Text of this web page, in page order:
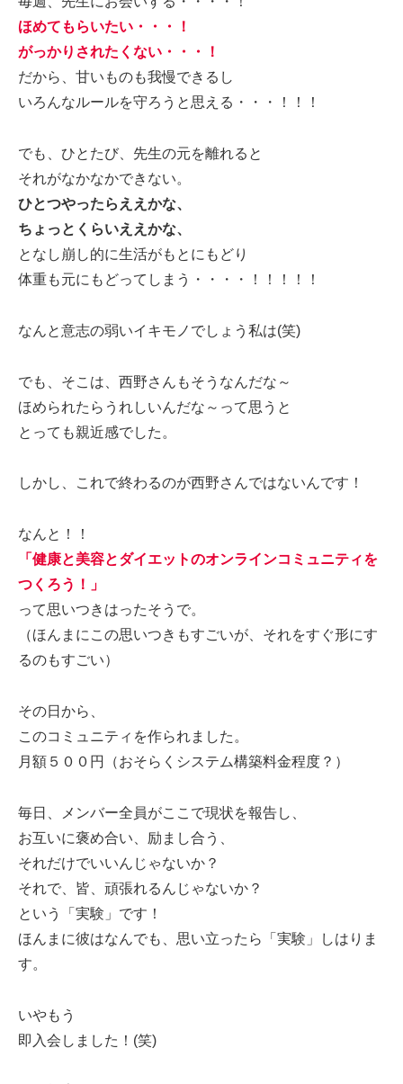
ほめてもらいたい・・・！
がっかりされたくない・・・！
だから、甘いものも我慢できるし
いろんなルールを守ろうと思える・・・！！！
でも、ひとたび、先生の元を離れると
それがなかなかできない。
ひとつやったらええかな、
ちょっとくらいええかな、
となし崩し的に生活がもとにもどり
体重も元にもどってしまう・・・・！！！！！
なんと意志の弱いイキモノでしょう私は(笑)
でも、そこは、西野さんもそうなんだな～
ほめられたらうれしいんだな～って思うと
とっても親近感でした。
しかし、これで終わるのが西野さんではないんです！
なんと！！
「健康と美容とダイエットのオンラインコミュニティを
つくろう！」
って思いつきはったそうで。
（ほんまにこの思いつきもすごいが、それをすぐ形にす
るのもすごい）
その日から、
このコミュニティを作られました。
月額５００円（おそらくシステム構築料金程度？）
毎日、メンバー全員がここで現状を報告し、
お互いに褒め合い、励まし合う、
それだけでいいんじゃないか？
それで、皆、頑張れるんじゃないか？
という「実験」です！
ほんまに彼はなんでも、思い立ったら「実験」しはりま
す。
いやもう
即入会しました！(笑)